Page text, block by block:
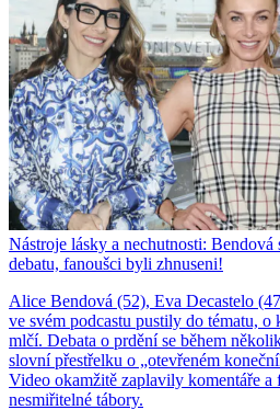
Nástroje lásky a nechutnosti:
debatu, fanoušci byli zhnuseni!
Alice Bendová (52), Eva Decastelo
ve svém podcastu pustily do tématu, o
mlčí. Debata o prdění se během
slovní přestřelku o „otevřeném
Video okamžitě zaplavily komentáře a
nesmiřitelné tábory.